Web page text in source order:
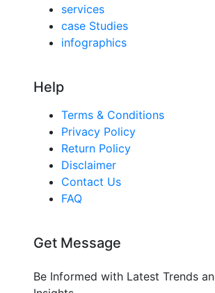
services
case Studies
infographics
Help
Terms & Conditions
Privacy Policy
Return Policy
Disclaimer
Contact Us
FAQ
Get Message
Be Informed with Latest Trends